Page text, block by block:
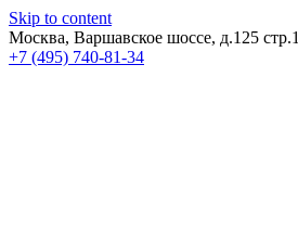
Skip to content
Москва, Варшавское шоссе, д.125 стр.1
+7 (495) 740-81-34